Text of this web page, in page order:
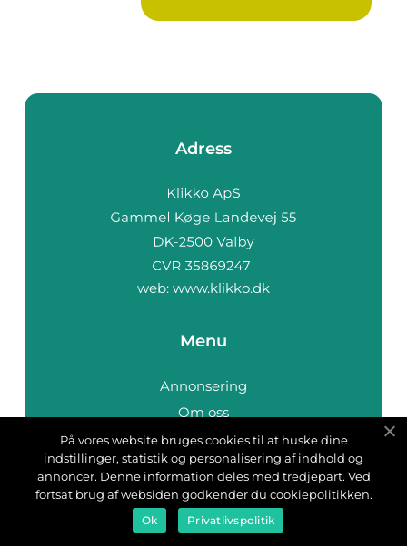
Adress
web: www.klikko.dk
Menu
Annonsering
Om oss
Cookies
Kontakta oss
Sitemap
På vores website bruges cookies til at huske dine
indstillinger, statistik og personalisering af indhold og
annoncer. Denne information deles med tredjepart. Ved
fortsat brug af websiden godkender du cookiepolitikken.
Ok Privatlivspolitik